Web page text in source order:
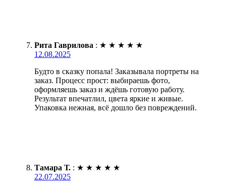
Рита Гаврилова : ★ ★ ★ ★ ★
12.08.2025
Будто в сказку попала! Заказывала портреты на
заказ. Процесс прост: выбираешь фото,
оформляешь заказ и ждёшь готовую работу.
Результат впечатлил, цвета яркие и живые.
Упаковка нежная, всё дошло без повреждений.
Тамара Т. : ★ ★ ★ ★ ★
22.07.2025